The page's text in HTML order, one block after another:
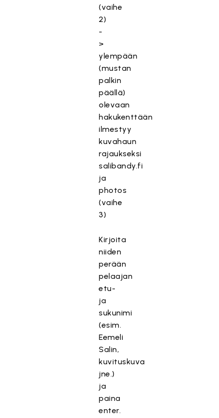
(vaihe
2)
-
>
ylempään
(mustan
palkin
päällä)
olevaan
hakukenttään
ilmestyy
kuvahaun
rajaukseksi
salibandy.fi
ja
photos
(vaihe
3)
Kirjoita
niiden
perään
pelaajan
etu-
ja
sukunimi
(esim.
Eemeli
Salin,
kuvituskuva
jne.)
ja
paina
enter.